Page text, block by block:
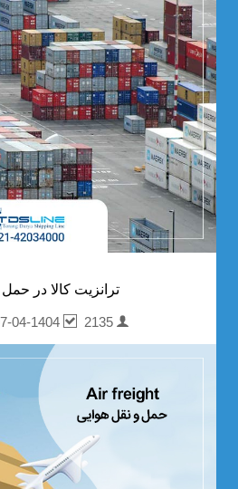
ترانزیت کالا در
forghani
04-1404 2135